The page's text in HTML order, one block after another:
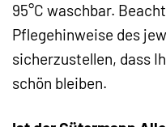
95°C waschbar.
Pflegehinweise des
sicherzustellen, dass
schön bleiben.